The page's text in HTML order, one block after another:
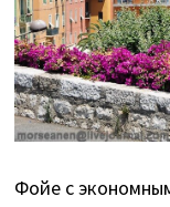
Фойе с